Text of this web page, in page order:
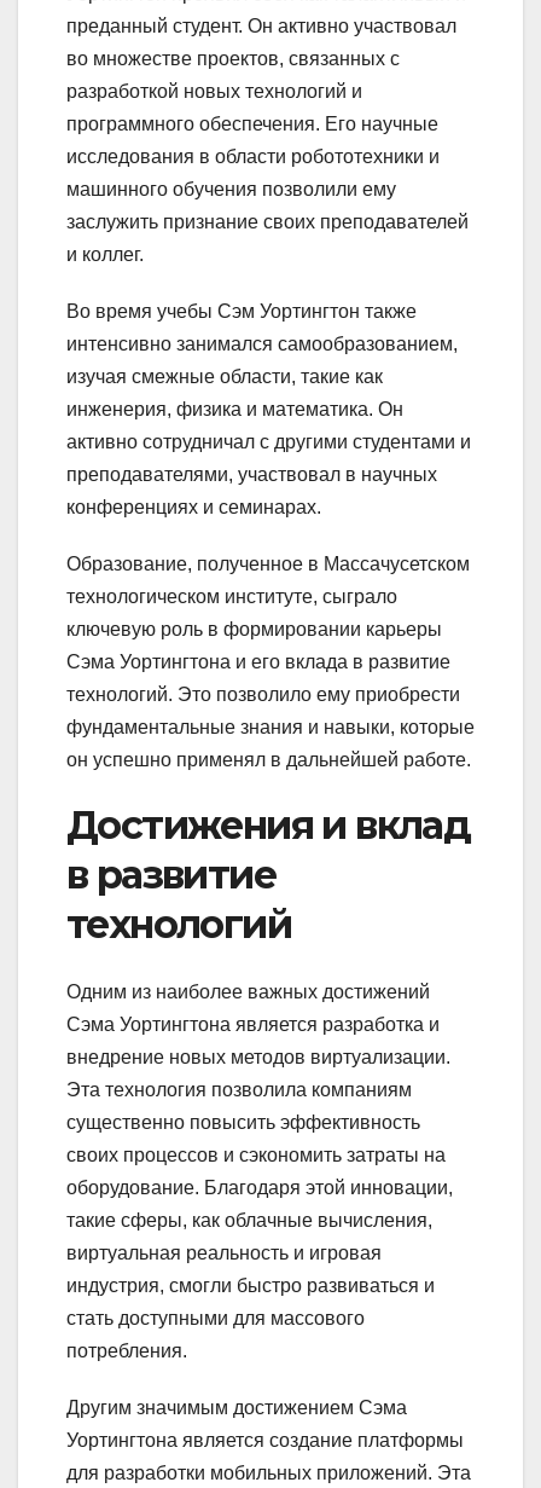
преданный студент. Он активно участвовал
во множестве проектов, связанных с
разработкой новых технологий и
программного обеспечения. Его научные
исследования в области робототехники и
машинного обучения позволили ему
заслужить признание своих преподавателей
и коллег.
Во время учебы Сэм Уортингтон также
интенсивно занимался самообразованием,
изучая смежные области, такие как
инженерия, физика и математика. Он
активно сотрудничал с другими студентами и
преподавателями, участвовал в научных
конференциях и семинарах.
Образование, полученное в Массачусетском
технологическом институте, сыграло
ключевую роль в формировании карьеры
Сэма Уортингтона и его вклада в развитие
технологий. Это позволило ему приобрести
фундаментальные знания и навыки, которые
он успешно применял в дальнейшей работе.
Достижения и вклад
в развитие
технологий
Одним из наиболее важных достижений
Сэма Уортингтона является разработка и
внедрение новых методов виртуализации.
Эта технология позволила компаниям
существенно повысить эффективность
своих процессов и сэкономить затраты на
оборудование. Благодаря этой инновации,
такие сферы, как облачные вычисления,
виртуальная реальность и игровая
индустрия, смогли быстро развиваться и
стать доступными для массового
потребления.
Другим значимым достижением Сэма
Уортингтона является создание платформы
для разработки мобильных приложений. Эта